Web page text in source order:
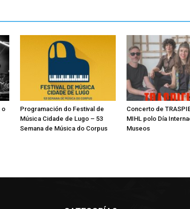
o
Programación do Festival de
Música Cidade de Lugo – 53
Semana de Música do Corpus
Concerto de
MIHL polo Día
Museos